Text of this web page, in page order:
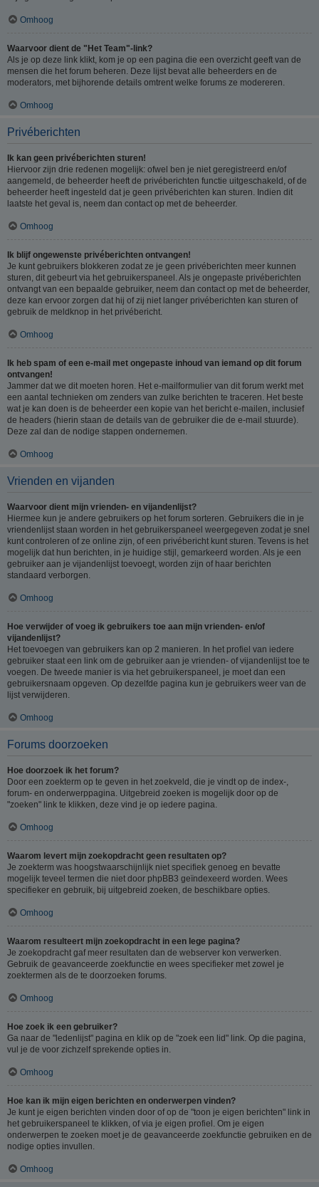
Omhoog
Waarvoor dient de "Het Team"-link?
Als je op deze link klikt, kom je op een pagina die een overzicht geeft van de
mensen die het forum beheren. Deze lijst bevat alle beheerders en de
moderators, met bijhorende details omtrent welke forums ze modereren.
Omhoog
Privéberichten
Ik kan geen privéberichten sturen!
Hiervoor zijn drie redenen mogelijk: ofwel ben je niet geregistreerd en/of
aangemeld, de beheerder heeft de privéberichten functie uitgeschakeld, of de
beheerder heeft ingesteld dat je geen privéberichten kan sturen. Indien dit
laatste het geval is, neem dan contact op met de beheerder.
Omhoog
Ik blijf ongewenste privéberichten ontvangen!
Je kunt gebruikers blokkeren zodat ze je geen privéberichten meer kunnen
sturen, dit gebeurt via het gebruikerspaneel. Als je ongepaste privéberichten
ontvangt van een bepaalde gebruiker, neem dan contact op met de beheerder,
deze kan ervoor zorgen dat hij of zij niet langer privéberichten kan sturen of
gebruik de meldknop in het privébericht.
Omhoog
Ik heb spam of een e-mail met ongepaste inhoud van iemand op dit forum
ontvangen!
Jammer dat we dit moeten horen. Het e-mailformulier van dit forum werkt met
een aantal technieken om zenders van zulke berichten te traceren. Het beste
wat je kan doen is de beheerder een kopie van het bericht e-mailen, inclusief
de headers (hierin staan de details van de gebruiker die de e-mail stuurde).
Deze zal dan de nodige stappen ondernemen.
Omhoog
Vrienden en vijanden
Waarvoor dient mijn vrienden- en vijandenlijst?
Hiermee kun je andere gebruikers op het forum sorteren. Gebruikers die in je
vriendenlijst staan worden in het gebruikerspaneel weergegeven zodat je snel
kunt controleren of ze online zijn, of een privébericht kunt sturen. Tevens is het
mogelijk dat hun berichten, in je huidige stijl, gemarkeerd worden. Als je een
gebruiker aan je vijandenlijst toevoegt, worden zijn of haar berichten
standaard verborgen.
Omhoog
Hoe verwijder of voeg ik gebruikers toe aan mijn vrienden- en/of
vijandenlijst?
Het toevoegen van gebruikers kan op 2 manieren. In het profiel van iedere
gebruiker staat een link om de gebruiker aan je vrienden- of vijandenlijst toe te
voegen. De tweede manier is via het gebruikerspaneel, je moet dan een
gebruikersnaam opgeven. Op dezelfde pagina kun je gebruikers weer van de
lijst verwijderen.
Omhoog
Forums doorzoeken
Hoe doorzoek ik het forum?
Door een zoekterm op te geven in het zoekveld, die je vindt op de index-,
forum- en onderwerppagina. Uitgebreid zoeken is mogelijk door op de
"zoeken" link te klikken, deze vind je op iedere pagina.
Omhoog
Waarom levert mijn zoekopdracht geen resultaten op?
Je zoekterm was hoogstwaarschijnlijk niet specifiek genoeg en bevatte
mogelijk teveel termen die niet door phpBB3 geïndexeerd worden. Wees
specifieker en gebruik, bij uitgebreid zoeken, de beschikbare opties.
Omhoog
Waarom resulteert mijn zoekopdracht in een lege pagina?
Je zoekopdracht gaf meer resultaten dan de webserver kon verwerken.
Gebruik de geavanceerde zoekfunctie en wees specifieker met zowel je
zoektermen als de te doorzoeken forums.
Omhoog
Hoe zoek ik een gebruiker?
Ga naar de "ledenlijst" pagina en klik op de "zoek een lid" link. Op die pagina,
vul je de voor zichzelf sprekende opties in.
Omhoog
Hoe kan ik mijn eigen berichten en onderwerpen vinden?
Je kunt je eigen berichten vinden door of op de "toon je eigen berichten" link in
het gebruikerspaneel te klikken, of via je eigen profiel. Om je eigen
onderwerpen te zoeken moet je de geavanceerde zoekfunctie gebruiken en de
nodige opties invullen.
Omhoog